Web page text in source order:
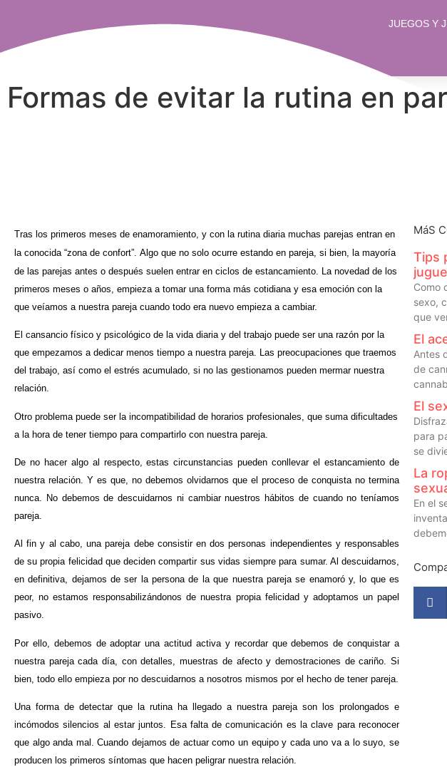
JUEGOS Y
Formas de evitar la rutina en
Tras los primeros meses de enamoramiento, y con la rutina diaria muchas parejas entran en
la conocida “zona de confort”. Algo que no solo ocurre estando en pareja, si bien, la mayoría
de las parejas antes o después suelen entrar en ciclos de estancamiento. La novedad de los
primeros meses o años, empieza a tomar una forma más cotidiana y esa emoción con la
que veíamos a nuestra pareja cuando todo era nuevo empieza a cambiar.
El cansancio físico y psicológico de la vida diaria y del trabajo puede ser una razón por la
que empezamos a dedicar menos tiempo a nuestra pareja. Las preocupaciones que traemos
del trabajo, así como el estrés acumulado, si no las gestionamos pueden mermar nuestra
relación.
Otro problema puede ser la incompatibilidad de horarios profesionales, que suma dificultades
a la hora de tener tiempo para compartirlo con nuestra pareja.
De no hacer algo al respecto, estas circunstancias pueden conllevar el estancamiento de
nuestra relación. Y es que, no debemos olvidarnos que el proceso de conquista no termina
nunca. No debemos de descuidarnos ni cambiar nuestros hábitos de cuando no teníamos
pareja.
Al fin y al cabo, una pareja debe consistir en dos personas independientes y responsables
de su propia felicidad que deciden compartir sus vidas siempre para sumar. Al descuidarnos,
en definitiva, dejamos de ser la persona de la que nuestra pareja se enamoró y, lo que es
peor, no estamos responsabilizándonos de nuestra propia felicidad y adoptamos un papel
pasivo.
Por ello, debemos de adoptar una actitud activa y recordar que debemos de conquistar a
nuestra pareja cada día, con detalles, muestras de afecto y demostraciones de cariño. Si
bien, todo ello empieza por no descuidarnos a nosotros mismos por el hecho de tener pareja.
Una forma de detectar que la rutina ha llegado a nuestra pareja son los prolongados e
incómodos silencios al estar juntos. Esa falta de comunicación es la clave para reconocer
que algo anda mal. Cuando dejamos de actuar como un equipo y cada uno va a lo suyo, se
producen los primeros síntomas que hacen peligrar nuestra relación.
MáS
Tips
Como
sexo,
que
El
Antes
de
El
para
se
La
En el